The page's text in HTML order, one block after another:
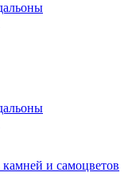
и самоцветов